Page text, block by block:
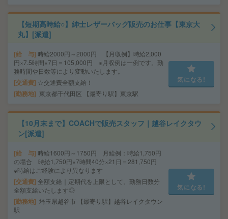
【短期高時給○】紳士レザーバッグ販売のお仕事【東京大
丸】[派遣]
給 与 時給2000円～2000円 【月収例】時給2,000
円×7.5時間×7日＝105,000円 ※月収例は一例です。勤
務時間や日数等により変動いたします。
交通費 ☆交通費全額支給！
勤務地 東京都千代田区 【最寄り駅】東京駅
気になる!
【10月末まで】COACHで販売スタッフ｜越谷レイクタウ
ン[派遣]
給 与 時給1600円～1750円 月給例：時給1,750円
の場合 時給1,750円×7時間40分×21日＝281,750円
※時給はご経験により異なります
交通費 全額支給｜定期代を上限として、勤務日数分
全額支給いたします◎
勤務地 埼玉県越谷市 【最寄り駅】越谷レイクタウン
駅
気になる!